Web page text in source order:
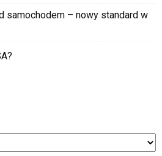
samochodem – nowy standard w